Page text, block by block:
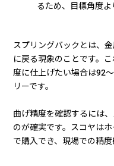
るため、目標角度よ
スプリングバックとは、
に戻る現象のことです。
度に仕上げたい場合は92
リーです。
曲げ精度を確認するには
のが確実です。スコヤは
で購入でき、現場での精度